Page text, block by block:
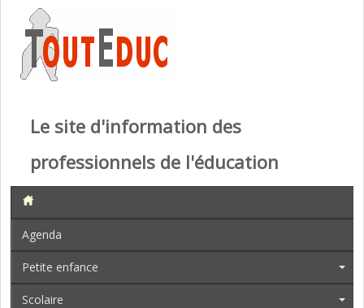
Le site d'information des
professionnels de l'éducation
Agenda
Petite enfance
Scolaire